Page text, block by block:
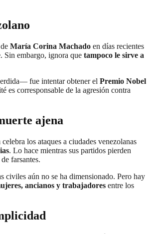
María Corina Machado en días recientes
Sin embargo, ignora que tampoco le sirve a
fue intentar obtener el Premio Nobel
es corresponsable de la agresión contra
ajena
los ataques a ciudades venezolanas
. Lo hace mientras sus partidos pierden
farsantes.
civiles aún no se ha dimensionado. Pero hay
ancianos y trabajadores entre los